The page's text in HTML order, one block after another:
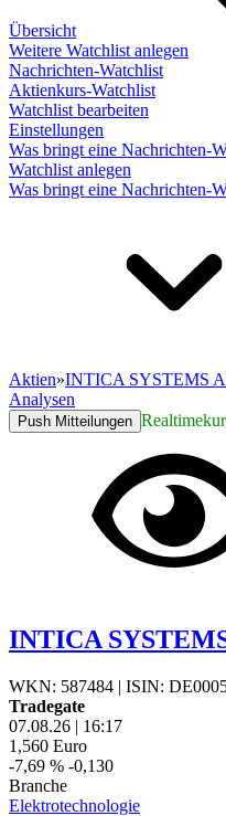
Übersicht
Weitere Watchlist anlegen
Nachrichten-Watchlist
Aktienkurs-Watchlist
Watchlist bearbeiten
Einstellungen
Was bringt eine Nachrichten-
Watchlist anlegen
Was bringt eine Nachrichten-
Aktien»INTICA SYSTEMS
Analysen
Push Mitteilungen
INTICA
WKN: 587484 | ISIN:
Tradegate
07.08.26 | 16:17
1,560 Euro
-7,69 % -0,130
Branche
Elektrotechnologie